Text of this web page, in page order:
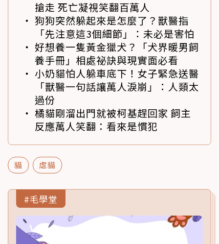
搶走 死亡凝視笑翻百萬人
狗狗突然躲起來是怎麼了？獸醫指
「先注意這3個細節」：未必是害怕
好想養一隻黃金獵犬？「犬界暖男飼
養手冊」相處祕訣與現實面必看
小奶貓怕人躲車底下！女子緊急送醫
「獸醫一句話讓萬人淚崩」：人類太
過份
橘貓剛溜出門就被柯基趕回家 飼主
反應萬人笑翻：看來是慣犯
貓 虐貓
#毛學堂